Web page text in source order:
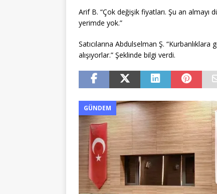
Arif B. “Çok değişik fiyatları. Şu an
yerimde yok.”
Satıcılarına Abdulselman Ş.
alışıyorlar.” Şeklinde bilgi verdi.
GÜNDEM